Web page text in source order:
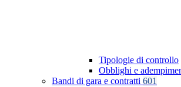
Tipologie di controllo
Obblighi e
Bandi di gara e contratti 601